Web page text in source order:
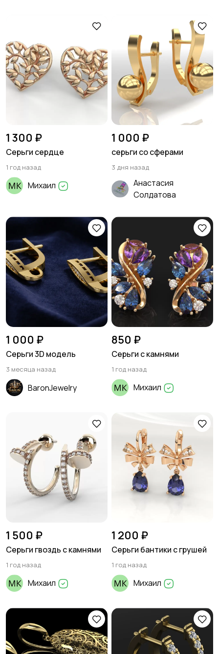
1 300 ₽
Серьги сердце
1 год назад
Михаил
1 000 ₽
серьги со сферами
3 дня назад
Анастасия
Солдатова
1 000 ₽
Серьги 3D модель
3 месяца назад
BaronJewelry
850 ₽
Серьги с камнями
1 год назад
Михаил
1 500 ₽
Серьги гвоздь с камнями
1 год назад
Михаил
1 200 ₽
Серьги бантики с грушей
1 год назад
Михаил